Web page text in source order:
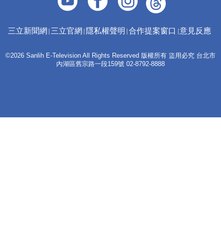
三立新聞網 三立官網 隱私權聲明 合作提案窗口 意見反應
©2026 Sanlih E-Television All Rights Reserved 版權所有 盜用必究 台北市
內湖區舊宗路一段159號 02-8792-8888